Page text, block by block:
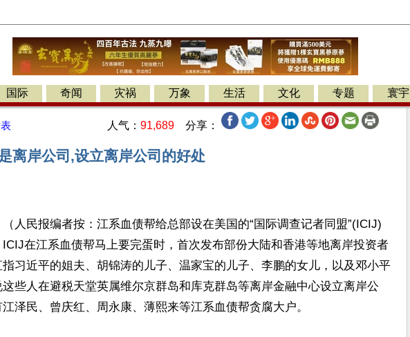
国际 奇闻 灾祸 万象 生活 文化 专题 寰宇
人气： 91,689 分享：
离岸公司,设立离岸公司的好处
人民报编者按：江系血债帮给总部设在美国的“国际调查记者同盟”(ICIJ)
在江系血债帮马上要完蛋时，首次发布部份大陆和香港等地离岸投资者
习近平的姐夫、胡锦涛的儿子、温家宝的儿子、李鹏的女儿，以及邓小平
些人在避税天堂英属维尔京群岛和库克群岛等离岸金融中心设立离岸公
泽民、曾庆红、周永康、薄熙来等江系血债帮贪腐大户。